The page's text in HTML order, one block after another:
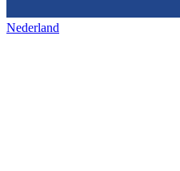
Nederland